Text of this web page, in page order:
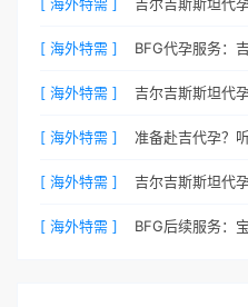
[ 海外特需 ]
[ 海外特需 ]
[ 海外特需 ] 准备赴吉代孕？
[ 海外特需 ] 吉尔吉斯斯坦代
[ 海外特需 ]